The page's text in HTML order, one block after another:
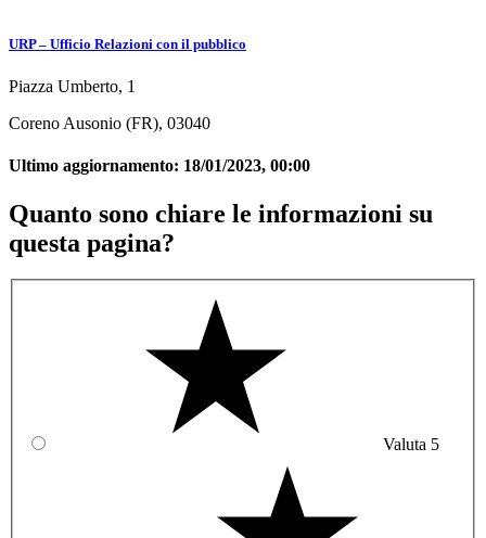
URP – Ufficio Relazioni con il pubblico
Piazza Umberto, 1
Coreno Ausonio (FR), 03040
Ultimo aggiornamento: 18/01/2023, 00:00
Quanto sono chiare le informazioni su
questa pagina?
Valuta 5